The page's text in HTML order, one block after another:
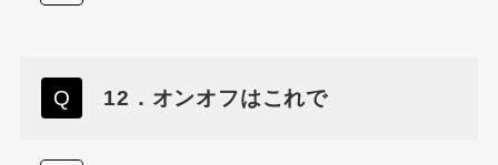
12．オンオフはこれで